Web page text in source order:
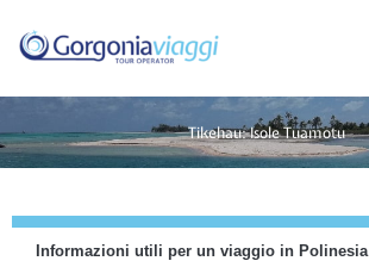
contenuto
Tikehau: Isole Tuamotu
Informazioni utili per un viaggio in Polinesia